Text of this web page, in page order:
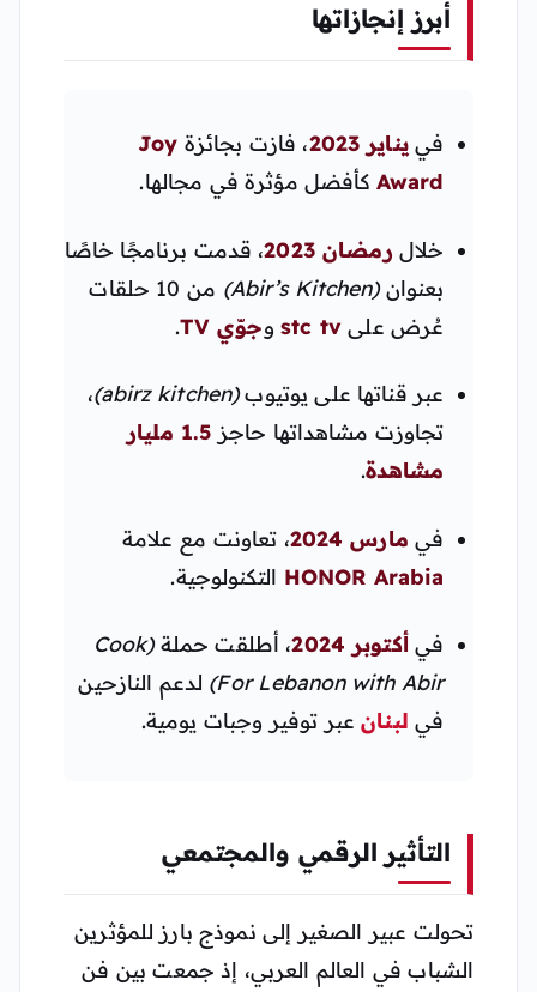
أبرز إنجازاتها
فييناير 2023 ، فازت بجائزة Joy
Award كأفضل مؤثرة في مجالها.
خلال رمضان 2023
، قدمت برنامجًا خاصًا
بعنوان(Abir’s Kitchen)
من 10 حلقات
عُرض علىstc tvوجوّي TV .
عبر قناتها على يوتيوب(abirz kitchen)
،
تجاوزت مشاهداتها حاجز
1.5 مليار
مشاهدة.
في مارس 2024
، تعاونت مع علامة
HONOR Arabia التكنولوجية.
فيأكتوبر 2024 ، أطلقت حملة (Cook
For Lebanon with Abir) لدعم النازحين
في لبنانعبر توفير وجبات يومية.
التأثير الرقمي والمجتمعي
تحولت عبير الصغير إلى نموذج بارز للمؤثرين
الشباب في العالم العربي، إذ جمعت بين فن